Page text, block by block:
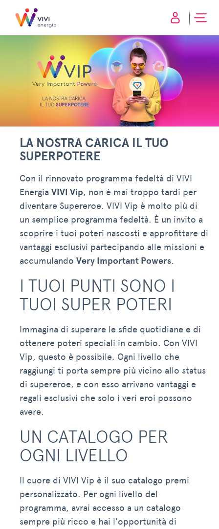
LA NOSTRA CARICA IL TUO
SUPERPOTERE
Con il rinnovato programma fedeltà di VIVI
Energia VIVI Vip, non è mai troppo tardi per
diventare Supereroe. VIVI Vip è molto più di
un semplice programma fedeltà. È un invito a
scoprire i tuoi poteri nascosti e approfittare di
vantaggi esclusivi partecipando alle missioni e
accumulando Very Important Powers.
I TUOI PUNTI SONO I
TUOI SUPER POTERI
Immagina di superare le sfide quotidiane e di
ottenere poteri speciali in cambio. Con VIVI
Vip, questo è possibile. Ogni livello che
raggiungi ti porta sempre più vicino allo status
di supereroe, e con esso arrivano vantaggi e
regali esclusivi che solo i veri eroi possono
avere.
UN CATALOGO PER
OGNI LIVELLO
Il cuore di VIVI Vip è il suo catalogo premi
personalizzato. Per ogni livello del
programma, avrai accesso a un catalogo
sempre più ricco e hai l'opportunità di